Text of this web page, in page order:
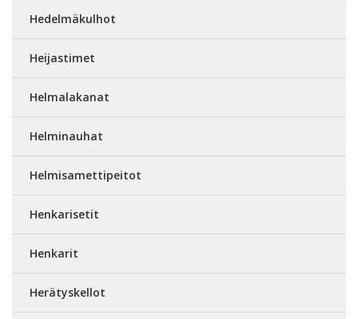
Hedelmäkulhot
Heijastimet
Helmalakanat
Helminauhat
Helmisamettipeitot
Henkarisetit
Henkarit
Herätyskellot